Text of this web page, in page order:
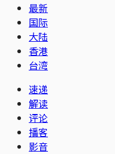
最新
国际
大陆
香港
台湾
速递
解读
评论
播客
影音